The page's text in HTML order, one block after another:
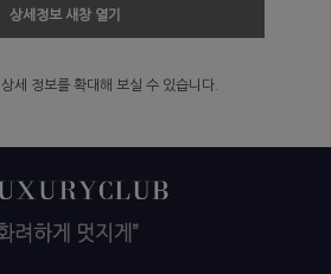
상세정보 새창 열기
상세 정보를 확대해 보실 수 있습니다.